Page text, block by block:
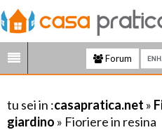
Forum
tu sei in :casapratica.net »
giardino » Fioriere in resina